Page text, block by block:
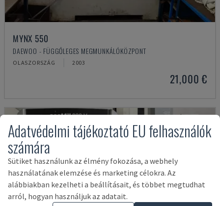
MYNX 550
DAEWOO - FÜGGŐLEGES MEGMUNKÁLÓKÖZPONT
OLASZORSZÁG 2003
21,000 €
Adatvédelmi tájékoztató EU felhasználók
számára
Sütiket használunk az élmény fokozása, a webhely
használatának elemzése és marketing célokra. Az
alábbiakban kezelheti a beállításait, és többet megtudhat
arról, hogyan használjuk az adatait.